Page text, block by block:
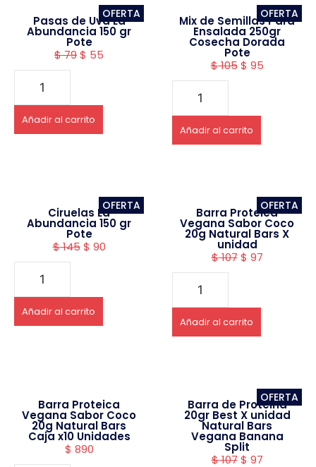
OFERTA
Pasas de Uva La
Abundancia 150 gr
Pote
$79$ 55
Añadir al carrito
OFERTA
Mix de Semillas Para
Ensalada 250gr
Cosecha Dorada
Pote
$105 $ 95
Añadir al carrito
OFERTA
Ciruelas La
Abundancia 150 gr
Pote
$145 $ 90
Añadir al carrito
OFERTA
Barra Proteica
Vegana Sabor Coco
20g Natural Bars X
unidad
$107 $ 97
Añadir al carrito
Barra Proteica
Vegana Sabor Coco
20g Natural Bars
Caja x10 Unidades
$ 890
OFERTA
Barra de Proteina
20gr Best X unidad
Natural Bars
Vegana Banana
Split
$107 $ 97